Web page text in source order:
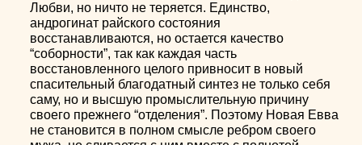
Любви, но ничто не теряется. Единство,
андрогинат райского состояния
восстанавливаются, но остается качество
“соборности”, так как каждая часть
восстановленного целого привносит в новый
спасительный благодатный синтез не только себя
саму, но и высшую промыслительную причину
своего прежнего “отделения”. Поэтому Новая Евва
не становится в полном смысле ребром своего